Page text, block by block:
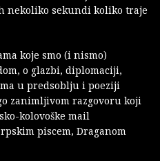
nekoliko sekundi koliko traje
koje smo (i nismo)
o glazbi, diplomaciji,
u predsoblju i poeziji
zanimljivom razgovoru koji
kolovoške mail
piscem, Draganom